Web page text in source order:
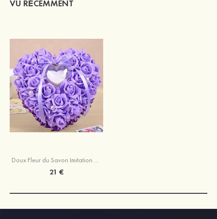
VU RÉCEMMENT
Doux Fleur du Savon Imitation pearl Anneaux Oreiller
21 €